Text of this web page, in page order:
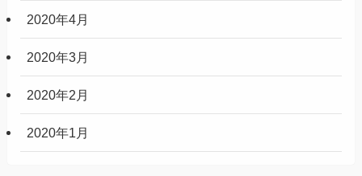
2020年4月
2020年3月
2020年2月
2020年1月